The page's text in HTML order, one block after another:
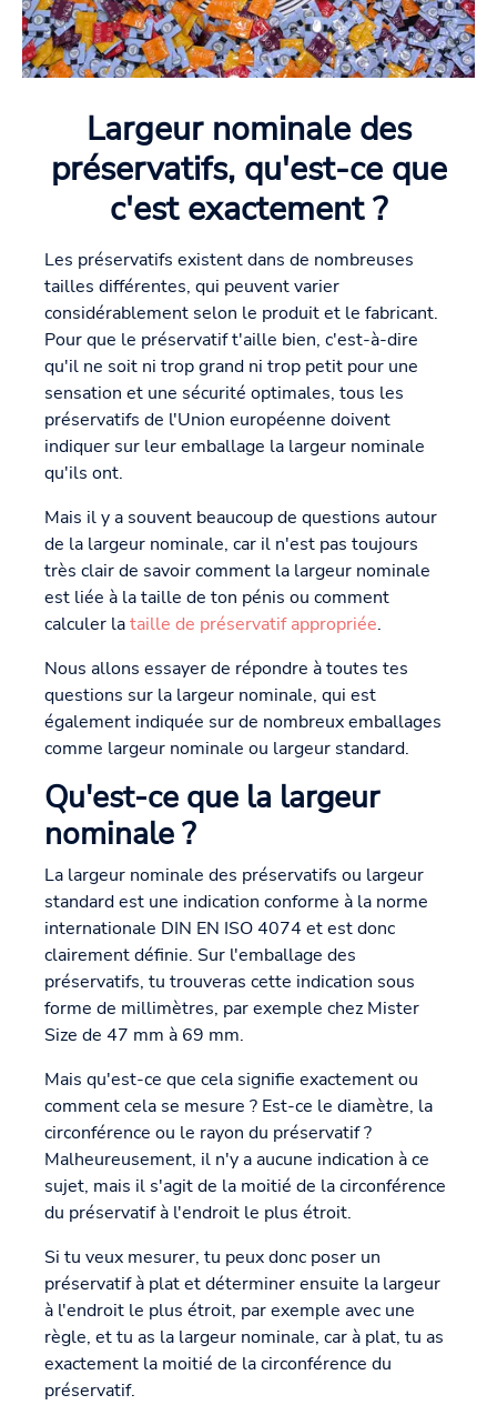
Largeur nominale des
préservatifs, qu'est-ce que
c'est exactement ?
Les préservatifs existent dans de nombreuses
tailles différentes, qui peuvent varier
considérablement selon le produit et le fabricant.
Pour que le préservatif t'aille bien, c'est-à-dire
qu'il ne soit ni trop grand ni trop petit pour une
sensation et une sécurité optimales, tous les
préservatifs de l'Union européenne doivent
indiquer sur leur emballage la largeur nominale
qu'ils ont.
Mais il y a souvent beaucoup de questions autour
de la largeur nominale, car il n'est pas toujours
très clair de savoir comment la largeur nominale
est liée à la taille de ton pénis ou comment
calculer lataille de préservatif appropriée.
Nous allons essayer de répondre à toutes tes
questions sur la largeur nominale, qui est
également indiquée sur de nombreux emballages
comme largeur nominale ou largeur standard.
Qu'est-ce que la largeur
nominale ?
La largeur nominale des préservatifs ou largeur
standard est une indication conforme à la norme
internationale DIN EN ISO 4074 et est donc
clairement définie. Sur l'emballage des
préservatifs, tu trouveras cette indication sous
forme de millimètres, par exemple chez Mister
Size de 47 mm à 69 mm.
Mais qu'est-ce que cela signifie exactement ou
comment cela se mesure ? Est-ce le diamètre, la
circonférence ou le rayon du préservatif ?
Malheureusement, il n'y a aucune indication à ce
sujet, mais il s'agit de la moitié de la circonférence
du préservatif à l'endroit le plus étroit.
Si tu veux mesurer, tu peux donc poser un
préservatif à plat et déterminer ensuite la largeur
à l'endroit le plus étroit, par exemple avec une
règle, et tu as la largeur nominale, car à plat, tu as
exactement la moitié de la circonférence du
préservatif.